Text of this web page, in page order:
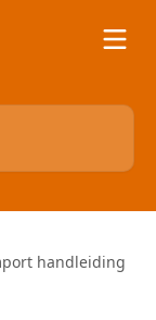
handleiding